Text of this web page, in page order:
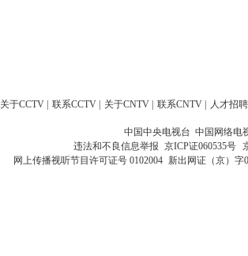
关于CCTV 联系CCTV 关于CNTV 联系CNTV 人才招聘
中国中央电视台 中国网络电
违法和不良信息举报 京ICP证060535号
网上传播视听节目许可证号 0102004 新出网证（京）